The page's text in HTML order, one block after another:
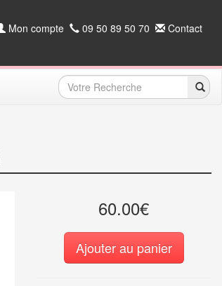
Mon compte 09 50 89 50 70 Contact
60.00€
Ajouter au panier